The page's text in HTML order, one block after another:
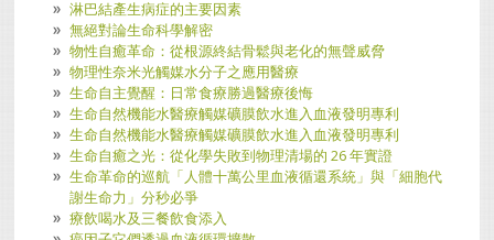
淋巴結產生病症的主要因素
無絕對論生命科學解密
物性自癒革命：從根源終結骨鬆與老化的無聲威脅
物理性奈米光觸媒水分子之應用醫療
生命自主覺醒：日常食療勝過醫療後悔
生命自然機能水醫療觸媒礦膜飲水進入血液發明專利
生命自然機能水醫療觸媒礦膜飲水進入血液發明專利
生命自癒之光：從化學失敗到物理清場的 26 年實證
生命革命的巡航「人體十萬公里血液循還系統」與「細胞代
謝生命力」分秒必爭
療飲喝水及三餐飲食添入